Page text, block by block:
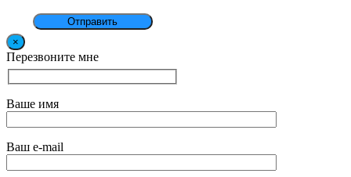
×
Перезвоните мне
Ваше имя
Ваш e-mail